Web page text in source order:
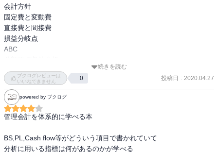
会計方針
固定費と変動費
直接費と間接費
損益分岐点
ABC
付加価値分析
DCF
予算管理
組織設計
EVA、MVA、BSC
続きを読む
ブクログレビューは
いいねできません
0 投稿日 : 2020.04.27
powered by ブクログ
管理会計を体系的に学べる本
BS,PL,Cash flow等がどういう項目で書かれていて
分析に用いる指標は何があるのかが学べる